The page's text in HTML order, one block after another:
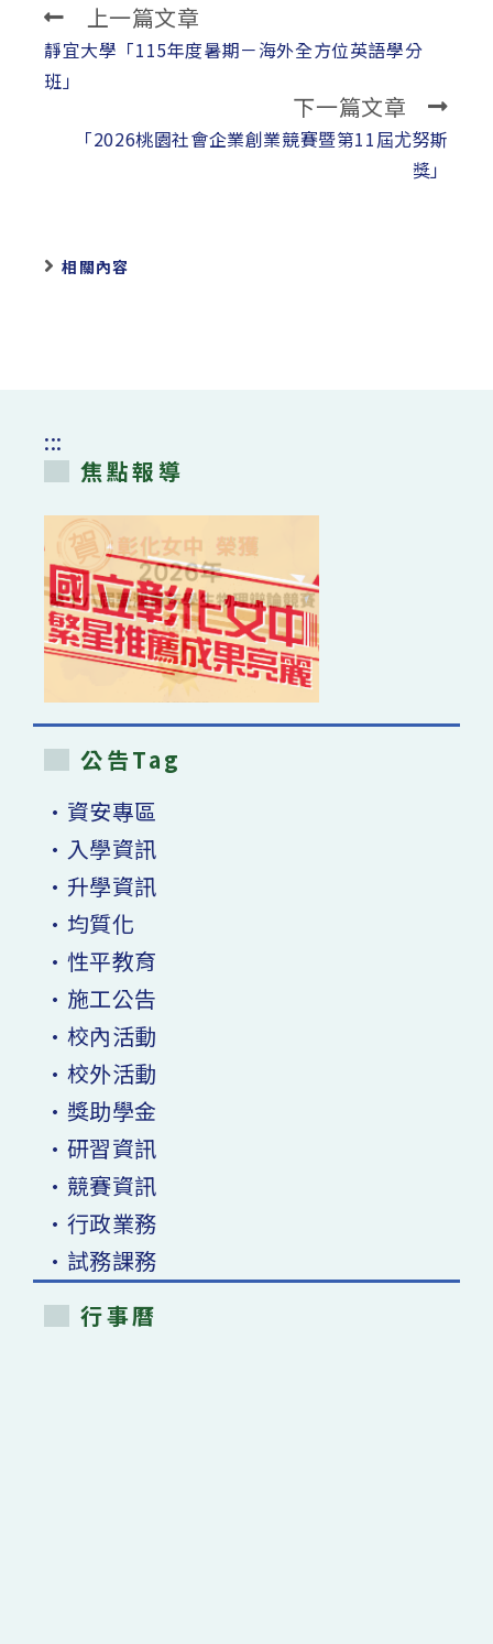
Read
more
articles
上一篇文章
靜宜大學「115年度暑期－海外全方位英語學分
班」
下一篇文章
「2026桃園社會企業創業競賽暨第11屆尤努斯
獎」
相關內容
:::
焦點報導
公告Tag
•資安專區
•入學資訊
•升學資訊
•均質化
•性平教育
•施工公告
•校內活動
•校外活動
•獎助學金
•研習資訊
•競賽資訊
•行政業務
•試務課務
行事曆